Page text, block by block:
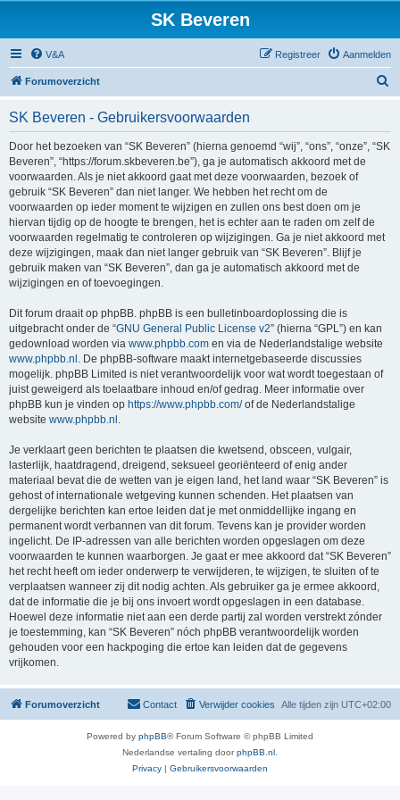
SK Beveren
V&A Aanmelden
Registreer
Forumoverzicht
SK Beveren - Gebruikersvoorwaarden
Door het bezoeken van “SK Beveren” (hierna genoemd “wij”, “ons”, “onze”, “SK
Beveren”, “https://forum.skbeveren.be”), ga je automatisch akkoord met de
voorwaarden. Als je niet akkoord gaat met deze voorwaarden, bezoek of
gebruik “SK Beveren” dan niet langer. We hebben het recht om de
voorwaarden op ieder moment te wijzigen en zullen ons best doen om je
hiervan tijdig op de hoogte te brengen, het is echter aan te raden om zelf de
voorwaarden regelmatig te controleren op wijzigingen. Ga je niet akkoord met
deze wijzigingen, maak dan niet langer gebruik van “SK Beveren”. Blijf je
gebruik maken van “SK Beveren”, dan ga je automatisch akkoord met de
wijzigingen en of toevoegingen.
Dit forum draait op phpBB. phpBB is een bulletinboardoplossing die is
uitgebracht onder de “GNU General Public License v2” (hierna “GPL”) en kan
gedownload worden via www.phpbb.com en via de Nederlandstalige website
www.phpbb.nl . De phpBB-software maakt internetgebaseerde discussies
mogelijk. phpBB Limited is niet verantwoordelijk voor wat wordt toegestaan of
juist geweigerd als toelaatbare inhoud en/of gedrag. Meer informatie over
phpBB kun je vinden op https://www.phpbb.com/of de Nederlandstalige
website www.phpbb.nl .
Je verklaart geen berichten te plaatsen die kwetsend, obsceen, vulgair,
lasterlijk, haatdragend, dreigend, seksueel georiënteerd of enig ander
materiaal bevat die de wetten van je eigen land, het land waar “SK Beveren” is
gehost of internationale wetgeving kunnen schenden. Het plaatsen van
dergelijke berichten kan ertoe leiden dat je met onmiddellijke ingang en
permanent wordt verbannen van dit forum. Tevens kan je provider worden
ingelicht. De IP-adressen van alle berichten worden opgeslagen om deze
voorwaarden te kunnen waarborgen. Je gaat er mee akkoord dat “SK Beveren”
het recht heeft om ieder onderwerp te verwijderen, te wijzigen, te sluiten of te
verplaatsen wanneer zij dit nodig achten. Als gebruiker ga je ermee akkoord,
dat de informatie die je bij ons invoert wordt opgeslagen in een database.
Hoewel deze informatie niet aan een derde partij zal worden verstrekt zónder
je toestemming, kan “SK Beveren” nóch phpBB verantwoordelijk worden
gehouden voor een hackpoging die ertoe kan leiden dat de gegevens
vrijkomen.
Forumoverzicht Alle tijden zijn UTC+02:00
Verwijder cookies
Contact
Powered by phpBB® Forum Software © phpBB Limited
Nederlandse vertaling doorphpBB.nl
Privacy | Gebruikersvoorwaarden